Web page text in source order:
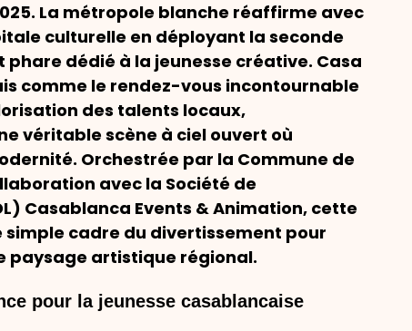
La métropole blanche réaffirme avec
culturelle en déployant la seconde
phare dédié à la jeunesse créative. Casa
comme le rendez-vous incontournable
des talents locaux,
véritable scène à ciel ouvert où
Orchestrée par la Commune de
avec la Société de
Casablanca Events & Animation, cette
cadre du divertissement pour
paysage artistique régional.
pour la jeunesse casablancaise